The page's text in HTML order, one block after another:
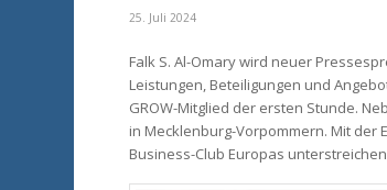
25. Juli 2024
Falk S. Al-Omary wird neuer
Leistungen, Beteiligungen und
GROW-Mitglied der ersten Stunde.
in Mecklenburg-Vorpommern. Mit der
Business-Club Europas